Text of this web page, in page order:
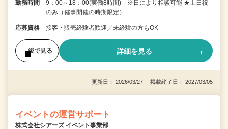
勤務時間
9：00～18：00(実働8時間) ※日により相談可能 ★土日祝
のみ（催事開催の時期限定）…
応募資格 接客・販売経験者歓迎／未経験の方もOK
後で見る 詳細を見る
更新日： 2026/03/27 掲載終了日： 2027/03/05
イベントの運営サポート
株式会社シアーズ イベント事業部